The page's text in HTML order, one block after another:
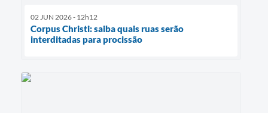
02 JUN 2026 - 12h12
Corpus Christi: saiba quais ruas serão
interditadas para procissão